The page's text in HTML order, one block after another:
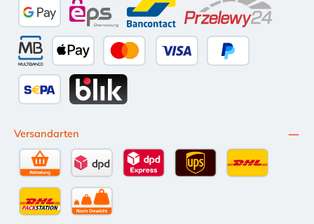
Google Pay eps Bancontact Przelewy24
MultibancoApple Pay
Versandarten